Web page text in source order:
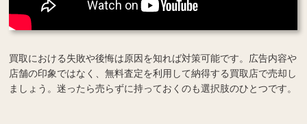
買取における失敗や後悔は原因を知れば対策可能です。広告内容や
店舗の印象ではなく、無料査定を利用して納得する買取店で売却し
ましょう。迷ったら売らずに持っておくのも選択肢のひとつです。